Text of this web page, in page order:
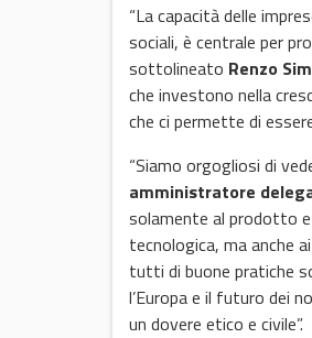
“La capacità delle
sociali, è centrale per
sottolineato Renzo
che investono nella
che ci permette di
“Siamo orgogliosi di
amministratore
solamente al prodotto
tecnologica, ma anche
tutti di buone pratiche
l’Europa e il futuro dei
un dovere etico e civile”.